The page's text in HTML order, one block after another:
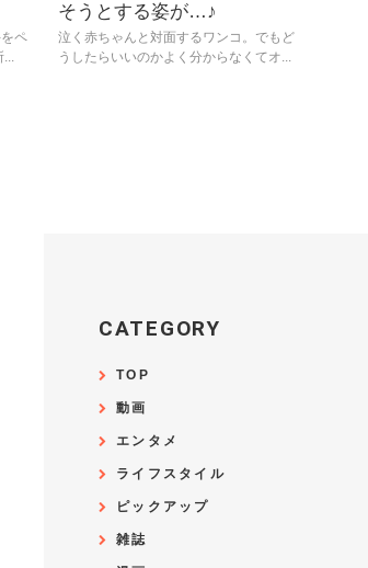
ペ
...
そうとする姿が…♪
泣く赤ちゃんと対面するワンコ。でもど
うしたらいいのかよく分からなくてオ...
CATEGORY
TOP
動画
エンタメ
ライフスタイル
ピックアップ
雑誌